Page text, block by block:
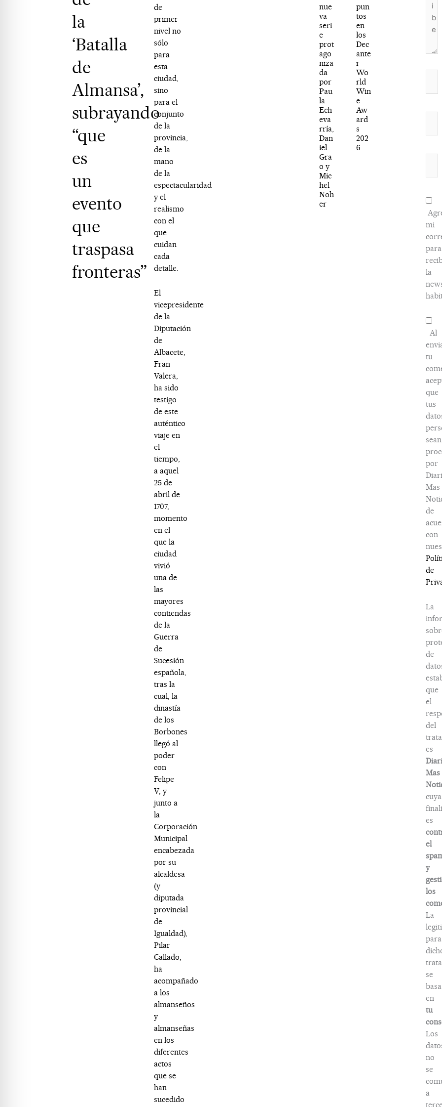
la
‘Batalla
de
Almansa’,
subrayando
“que
es
un
evento
que
traspasa
fronteras”
de
primer
nivel no
sólo
para
esta
ciudad,
sino
para el
conjunto
de la
provincia,
de la
mano
de la
espectacularidad
y el
realismo
con el
que
cuidan
cada
detalle.
El
vicepresidente
de la
Diputación
de
Albacete,
Fran
Valera,
ha sido
testigo
de este
auténtico
viaje en
el
tiempo,
a aquel
25 de
abril de
1707,
momento
en el
que la
ciudad
vivió
una de
las
mayores
contiendas
de la
Guerra
de
Sucesión
española,
tras la
cual, la
dinastía
de los
Borbones
llegó al
poder
con
Felipe
V, y
junto a
la
Corporación
Municipal
encabezada
por su
alcaldesa
(y
diputada
provincial
de
Igualdad),
Pilar
Callado,
ha
acompañado
a los
almanseños
y
almanseñas
en los
diferentes
actos
que se
han
sucedido
nue
va
seri
e
prot
ago
niza
da
por
Pau
la
Ech
eva
rría,
Dan
iel
Gra
o y
Mic
hel
Noh
er
pun
tos
en
los
Dec
ante
r
Wo
rld
Win
e
Aw
ard
s
202
6
mi
para
la
Al
tu
que
tus
sean
por
Mas
de
con
de
La
de
que
el
del
es
Mas
cuya
es
el
y
los
La
para
se
basa
en
tu
Los
no
se
a